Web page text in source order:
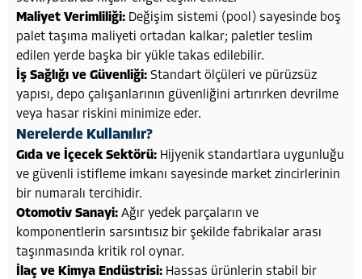
Maliyet Verimliliği: Değişim sistemi (pool) sayesinde boş
palet taşıma maliyeti ortadan kalkar; paletler teslim
edilen yerde başka bir yükle takas edilebilir.
İş Sağlığı ve Güvenliği: Standart ölçüleri ve pürüzsüz
yapısı, depo çalışanlarının güvenliğini artırırken devrilme
veya hasar riskini minimize eder.
Nerelerde Kullanılır?
Gıda ve İçecek Sektörü: Hijyenik standartlara uygunluğu
ve güvenli istifleme imkanı sayesinde market zincirlerinin
bir numaralı tercihidir.
Otomotiv Sanayi: Ağır yedek parçaların ve
komponentlerin sarsıntısız bir şekilde fabrikalar arası
taşınmasında kritik rol oynar.
İlaç ve Kimya Endüstrisi: Hassas ürünlerin stabil bir